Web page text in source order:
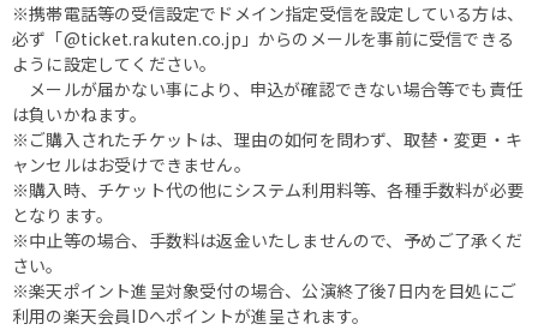
※携帯電話等の受信設定でドメイン指定受信を設定している方は、
必ず「@ticket.rakuten.co.jp」からのメールを事前に受信できる
ように設定してください。
メールが届かない事により、申込が確認できない場合等でも責任
は負いかねます。
※ご購入されたチケットは、理由の如何を問わず、取替・変更・キ
ャンセルはお受けできません。
※購入時、チケット代の他にシステム利用料等、各種手数料が必要
となります。
※中止等の場合、手数料は返金いたしませんので、予めご了承くだ
さい。
※楽天ポイント進呈対象受付の場合、公演終了後7日内を目処にご
利用の楽天会員IDへポイントが進呈されます。